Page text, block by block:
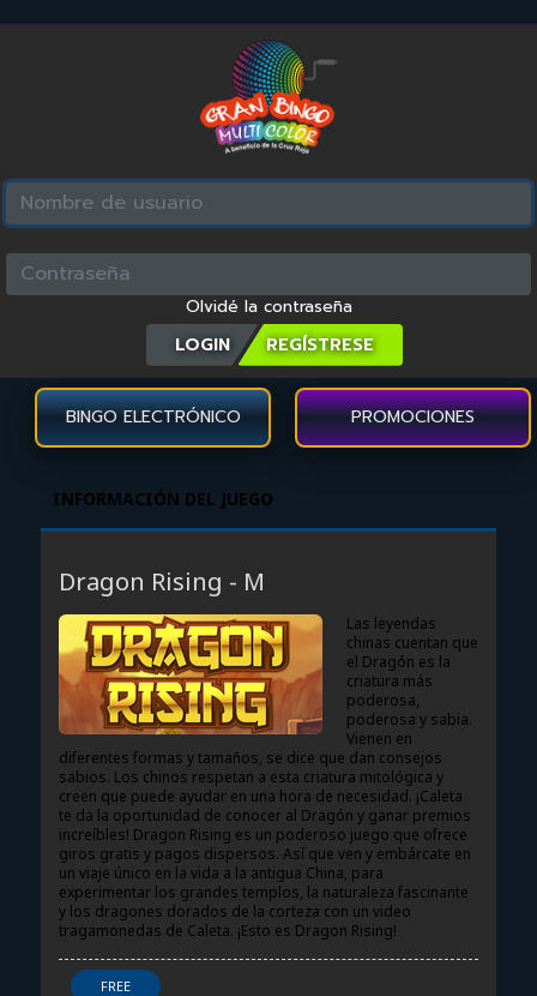
Olvidé la contraseña
LOGIN
BINGO ELECTRÓNICO PROMOCIONES
INFORMACIÓN DEL JUEGO
Dragon Rising - M
Las leyendas
chinas cuentan que
el Dragón es la
criatura más
poderosa,
poderosa y sabia.
Vienen en
diferentes formas y tamaños, se dice que dan consejos
sabios. Los chinos respetan a esta criatura mitológica y
creen que puede ayudar en una hora de necesidad. ¡Caleta
te da la oportunidad de conocer al Dragón y ganar premios
increíbles! Dragon Rising es un poderoso juego que ofrece
giros gratis y pagos dispersos. Así que ven y embárcate en
un viaje único en la vida a la antigua China, para
experimentar los grandes templos, la naturaleza fascinante
y los dragones dorados de la corteza con un video
tragamonedas de Caleta. ¡Esto es Dragon Rising!
FREE